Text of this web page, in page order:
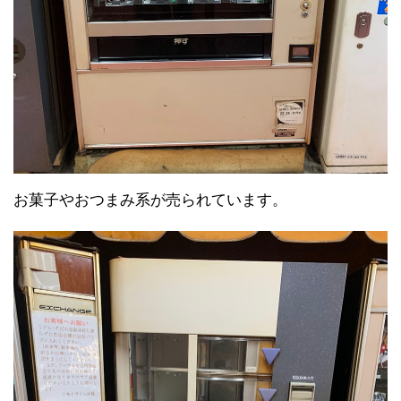
お菓子やおつまみ系が売られています。